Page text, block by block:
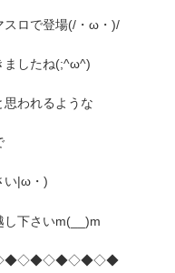
スロで登場(/・ω・)/
ましたね(;^ω^)
われるような
い|ω・)
し下さいm(__)m